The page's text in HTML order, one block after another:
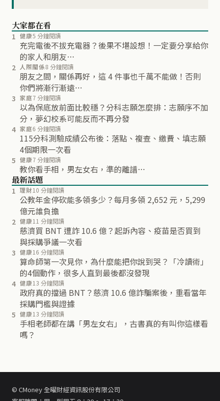
大家都在看
1 健康5 分鐘閱讀
充完電後不拔充電器？後果不堪設想！一定要分享給你
的家人和朋友…
2 人際關係8 分鐘閱讀
朋友之間，關係再好，這 4 件事也千萬不能做！否則
你們將漸行漸遠…
3 家庭7 分鐘閱讀
以為保底放前面比較穩？分科志願怎麼排：志願序不加
分，夢幻校系可能反而不再分發
4 家庭6 分鐘閱讀
115分科測驗成績公布後：落點、複查、繳費、填志願
4個期限一次看
5 健康7 分鐘閱讀
教你看手相，男左女右，準的離譜…
最新話題
1 理財10 分鐘閱讀
公教年金停砍能多領多少？每月多領 2,652 元，5,299
億元誰負擔
2 健康11 分鐘閱讀
慈濟買 BNT 遭詐 10.6 億？起訴內容、疫苗是否買到
與採購爭議一次看
3 健康16 分鐘閱讀
算命師第一次見你，為什麼能把你說到哭？「冷讀術」
的4個動作，很多人直到最後都沒發現
4 健康13 分鐘閱讀
政府真的擋過 BNT？慈濟 10.6 億詐騙案後，重看當年
採購門檻與證據
5 健康13 分鐘閱讀
手相老師都在講「男左女右」，古書真的有叫你這樣看
嗎？
© CMoney 全曜財經資訊股份有限公司